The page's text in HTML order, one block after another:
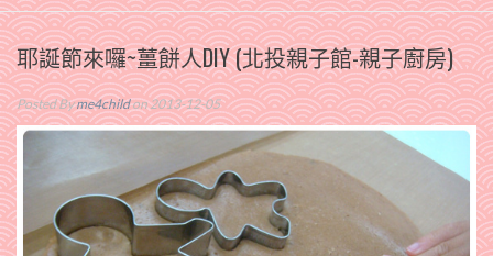
耶誕節來囉~薑餅人DIY (北投親子館-親子廚房)
Posted Byme4childon 2013-12-05